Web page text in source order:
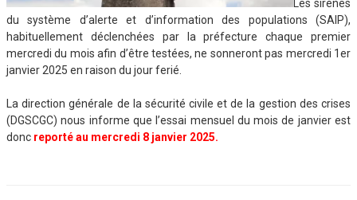
Les sirènes
du système d’alerte et d’information des populations (SAIP),
habituellement déclenchées par la préfecture chaque premier
mercredi du mois afin d’être testées, ne sonneront pas mercredi 1er
janvier 2025 en raison du jour ferié.
La direction générale de la sécurité civile et de la gestion des crises
(DGSCGC) nous informe que l’essai mensuel du mois de janvier est
donc reporté au mercredi 8 janvier 2025.